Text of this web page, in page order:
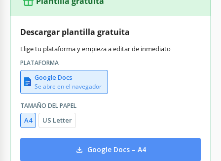
Descargar plantilla gratuita
Elige tu plataforma y empieza a editar de inmediato
PLATAFORMA
Google Docs
Se abre en el navegador
TAMAÑO DEL PAPEL
A4 US Letter
Google Docs – A4